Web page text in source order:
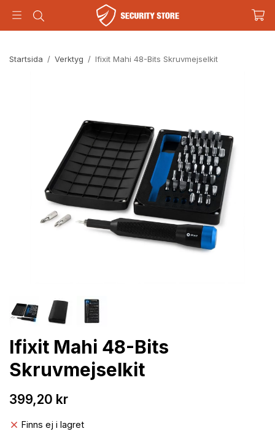
Startsida / Verktyg / Ifixit Mahi 48-Bits Skruvmejselkit
Ifixit Mahi 48-Bits
Skruvmejselkit
399,20 kr
Finns ej i lagret